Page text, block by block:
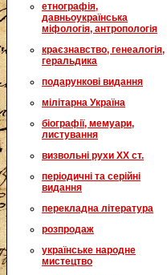
етнографія,
давньоукраїнська
міфологія, антропологія
краєзнавство, генеалогія,
геральдика
подарункові видання
мілітарна Україна
біографії, мемуари,
листування
визвольні рухи XX ст.
періодичні та серійні
видання
перекладна література
розпродаж
українське народне
мистецтво